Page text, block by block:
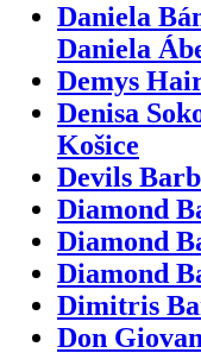
Daniela
Daniela
Demys
Denisa
Košice
Devils
Diamond
Diamond
Diamond
Dimitris
Don